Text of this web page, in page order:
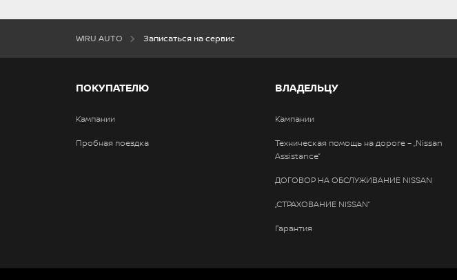
WIRU AUTO Записаться на сервис
ПОКУПАТЕЛЮ
Кампании
Пробная поездка
ВЛАДЕЛЬЦУ
Кампании
Техническая помощь на дороге – „Nissan
Assistance”
ДОГОВОР НА ОБСЛУЖИВАНИЕ NISSAN
„СТРАХОВАНИЕ NISSAN”
Гарантия